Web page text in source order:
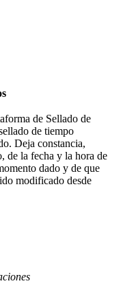
de Sellado de
de tiempo
Deja constancia,
de la fecha y la hora de
dado y de que
modificado desde